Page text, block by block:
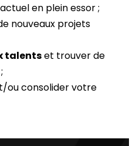
en plein essor ;
nouveaux projets
talentset trouver de
ou consolider votre